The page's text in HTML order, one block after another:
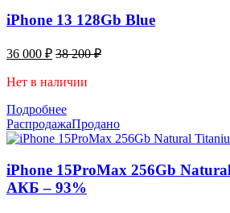
iPhone 13 128Gb Blue
36 000 ₽ 38 200₽
Нет в наличии
Подробнее
РаспродажаПродано
iPhone 15ProMax 256Gb
АКБ – 93%